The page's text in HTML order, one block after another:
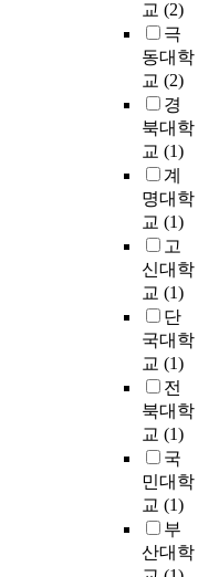
교 (2)
극
동대학
교 (2)
경
북대학
교 (1)
계
명대학
교 (1)
고
신대학
교 (1)
단
국대학
교 (1)
전
북대학
교 (1)
국
민대학
교 (1)
부
산대학